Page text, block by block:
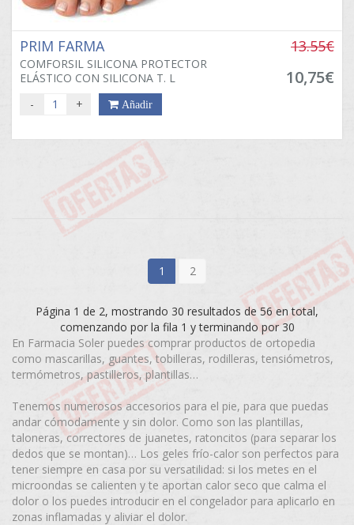
PRIM FARMA
COMFORSIL SILICONA PROTECTOR
ELÁSTICO CON SILICONA T. L
13.55€
10,75€
- + Añadir
1 2
Página 1 de 2, mostrando 30 resultados de 56 en total,
comenzando por la fila 1 y terminando por 30
En Farmacia Soler puedes comprar productos de ortopedia
como mascarillas, guantes, tobilleras, rodilleras, tensiómetros,
termómetros, pastilleros, plantillas…
Tenemos numerosos accesorios para el pie, para que puedas
andar cómodamente y sin dolor. Como son las plantillas,
taloneras, correctores de juanetes, ratoncitos (para separar los
dedos que se montan)… Los geles frío-calor son perfectos para
tener siempre en casa por su versatilidad: si los metes en el
microondas se calienten y te aportan calor seco que calma el
dolor o los puedes introducir en el congelador para aplicarlo en
zonas inflamadas y aliviar el dolor.